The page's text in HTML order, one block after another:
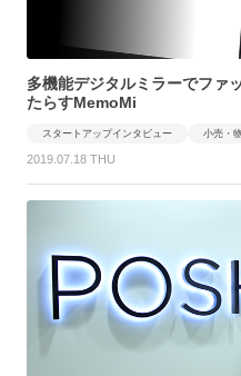
多機能デジタルミラーでファ
たらすMemoMi
スタートアップインタビュー 小売・
2019.07.18 THU